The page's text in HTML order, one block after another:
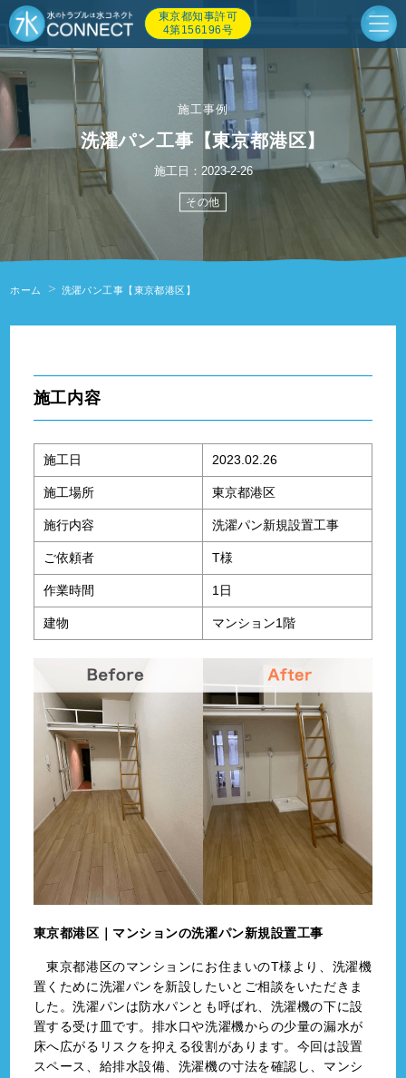
東京都知事許可
4第156196号
施工事例
洗濯パン工事【東京都港区】
施工日：2023-2-26
その他
ホーム 洗濯パン工事【東京都港区】
施工内容
施工日 2023.02.26
施工場所 東京都港区
施行内容 洗濯パン新規設置工事
ご依頼者 T様
作業時間 1日
建物 マンション1階
東京都港区｜マンションの洗濯パン新規設置工事
東京都港区のマンションにお住まいのT様より、洗濯機
置くために洗濯パンを新設したいとご相談をいただきま
した。洗濯パンは防水パンとも呼ばれ、洗濯機の下に設
置する受け皿です。排水口や洗濯機からの少量の漏水が
床へ広がるリスクを抑える役割があります。今回は設置
スペース、給排水設備、洗濯機の寸法を確認し、マンシ